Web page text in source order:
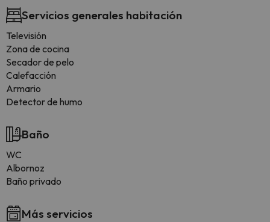
Servicios generales habitación
Televisión
Zona de cocina
Secador de pelo
Calefacción
Armario
Detector de humo
Baño
WC
Albornoz
Baño privado
Más servicios